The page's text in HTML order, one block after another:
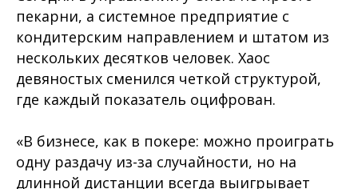
пекарни, а системное предприятие с
кондитерским направлением и штатом из
нескольких десятков человек. Хаос
девяностых сменился четкой структурой,
где каждый показатель оцифрован.
«В бизнесе, как в покере: можно проиграть
одну раздачу из-за случайности, но на
длинной дистанции всегда выигрывает